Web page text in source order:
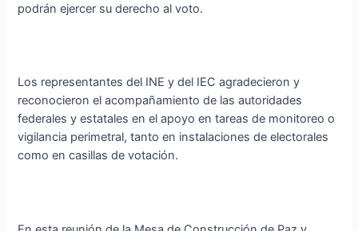
podrán ejercer su derecho al voto.
Los representantes del INE y del IEC agradecieron y
reconocieron el acompañamiento de las autoridades
federales y estatales en el apoyo en tareas de monitoreo o
vigilancia perimetral, tanto en instalaciones de electorales
como en casillas de votación.